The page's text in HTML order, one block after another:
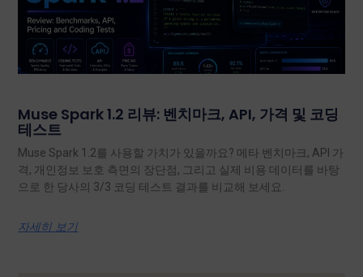
Muse Spark 1.2 리뷰: 벤치마크, API, 가격 및 코딩
테스트
Muse Spark 1.2를 사용할 가치가 있을까요? 메타 벤치마크, API 가
격, 개인정보 보호 측면의 장단점, 그리고 실제 비용 데이터를 바탕
으로 한 당사의 3/3 코딩 테스트 결과를 비교해 보세요.
자세히 보기